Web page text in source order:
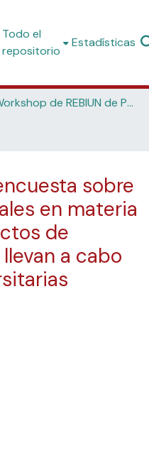
Todo el
repositorio
Estadísticas
Workshop de REBIUN de Proyectos Digitales
sobre
en materia
de
a cabo